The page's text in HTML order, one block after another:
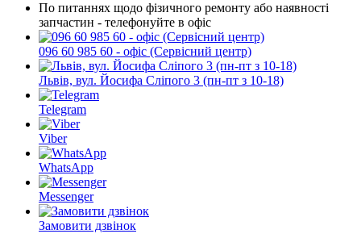
По питаннях щодо фізичного ремонту або наявності
запчастин - телефонуйте в офіс
096 60 985 60 - офіс (Сервісний центр)
Львів, вул. Йосифа Сліпого 3 (пн-пт з 10-18)
Telegram
Viber
WhatsApp
Messenger
Замовити дзвінок